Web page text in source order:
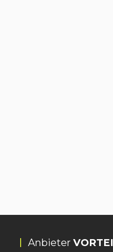
Anbieter